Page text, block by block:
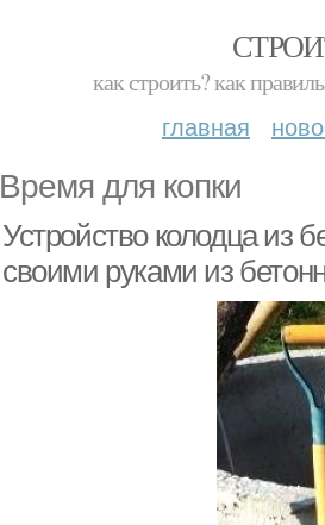
как строить? как
главная
Время для копки
Устройство колодца из
своими руками из